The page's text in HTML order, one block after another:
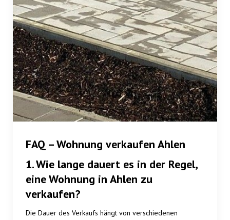
FAQ – Wohnung verkaufen Ahlen
1. Wie lange dauert es in der Regel,
eine Wohnung in Ahlen zu
verkaufen?
Die Dauer des Verkaufs hängt von verschiedenen